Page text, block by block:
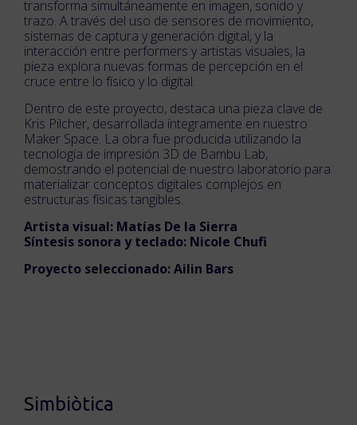
transforma simultáneamente en imagen, sonido y
trazo. A través del uso de sensores de movimiento,
sistemas de captura y generación digital, y la
interacción entre performers y artistas visuales, la
pieza explora nuevas formas de percepción en el
cruce entre lo físico y lo digital.
Dentro de este proyecto, destaca una pieza clave de
Kris Pilcher, desarrollada íntegramente en nuestro
Maker Space. La obra fue producida utilizando la
tecnología de impresión 3D de Bambu Lab,
demostrando el potencial de nuestro laboratorio para
materializar conceptos digitales complejos en
estructuras físicas tangibles.
Artista visual: Matías De la Sierra
Síntesis sonora y teclado: Nicole Chufi
Proyecto seleccionado: Ailin Bars
Simbiòtica